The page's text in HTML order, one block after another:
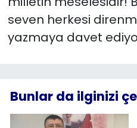
seven herkesi
yazmaya davet
Bunlar da ilginizi